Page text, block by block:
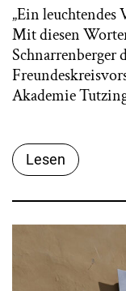
„Ein
Mit diesen
Schnarrenberger
Akademie
Lesen